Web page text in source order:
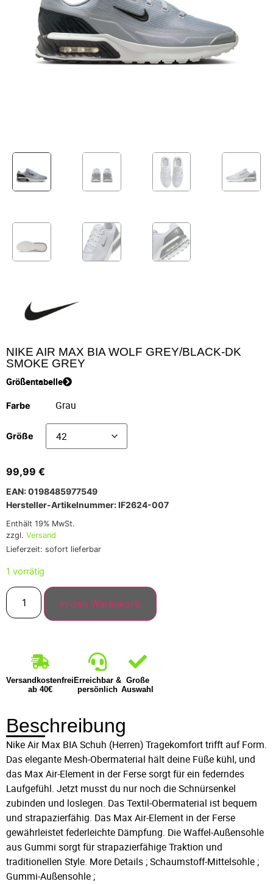
NIKE AIR MAX BIA WOLF GREY/BLACK-DK
SMOKE GREY
Größentabelle
Farbe
Größe
99,99 €
EAN: 0198485977549
Hersteller-Artikelnummer: IF2624-007
Enthält 19% MwSt.
zzgl. Versand
Lieferzeit: sofort lieferbar
1 vorrätig
In den Warenkorb
Versandkostenfrei
ab 40€
Erreichbar &
persönlich
Große
Auswahl
Beschreibung
Nike Air Max BIA Schuh (Herren) Tragekomfort trifft auf Form.
Das elegante Mesh-Obermaterial hält deine Füße kühl, und
das Max Air-Element in der Ferse sorgt für ein federndes
Laufgefühl. Jetzt musst du nur noch die Schnürsenkel
zubinden und loslegen. Das Textil-Obermaterial ist bequem
und strapazierfähig. Das Max Air-Element in der Ferse
gewährleistet federleichte Dämpfung. Die Waffel-Außensohle
aus Gummi sorgt für strapazierfähige Traktion und
traditionellen Style. More Details ; Schaumstoff-Mittelsohle ;
Gummi-Außensohle ;